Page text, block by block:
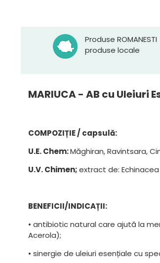
Produse ROMANESTI
produse locale
MARIUCA - AB cu Uleiuri
COMPOZIȚIE / capsulă:
U.E. Chem:Măghiran, Ravintsara,
U.V. Chimen;extract de:
BENEFICII/INDICAȚII:
• antibiotic natural care ajută la
Acerola);
• sinergie de uleiuri esențiale cu